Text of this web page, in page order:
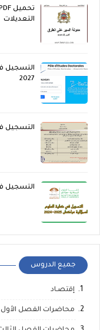
التعديلات
2027
التسجيل في
التسجيل في
جميع الدروس
إقتصـاد
محاضرات الفصل